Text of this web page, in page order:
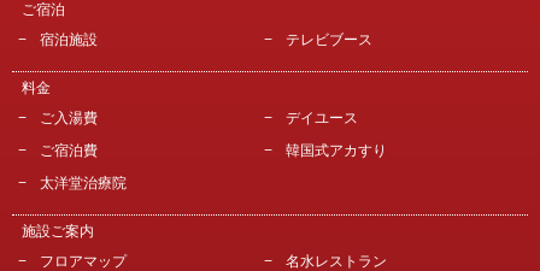
ご宿泊
宿泊施設
テレビブース
料金
ご入湯費
デイユース
ご宿泊費
韓国式アカすり
太洋堂治療院
施設ご案内
フロアマップ
名水レストラン